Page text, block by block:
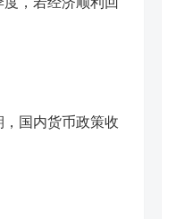
国内货币政策收